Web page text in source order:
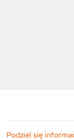
Podziel się